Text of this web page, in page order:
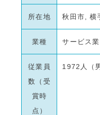
所在地 秋田市, 横
業種 サービス業
従業員
数（受
賞時
点）
1972人（